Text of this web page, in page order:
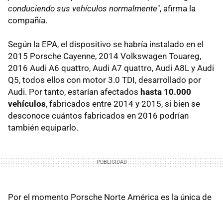
conduciendo sus vehículos normalmente", afirma la
compañía.
Según la EPA, el dispositivo se habría instalado en el
2015 Porsche Cayenne, 2014 Volkswagen Touareg,
2016 Audi A6 quattro, Audi A7 quattro, Audi A8L y Audi
Q5, todos ellos con motor 3.0 TDI, desarrollado por
Audi. Por tanto, estarían afectados hasta 10.000
vehículos, fabricados entre 2014 y 2015, si bien se
desconoce cuántos fabricados en 2016 podrían
también equiparlo.
Por el momento Porsche Norte América es la única de